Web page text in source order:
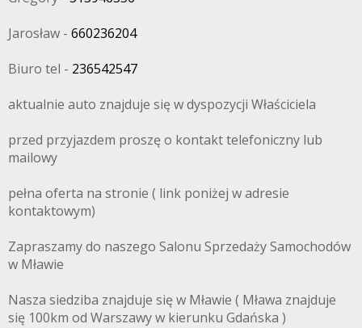
Jarosław - 660236204
Biuro tel - 236542547
aktualnie auto znajduje się w dyspozycji Właściciela
przed przyjazdem proszę o kontakt telefoniczny lub
mailowy
pełna oferta na stronie ( link poniżej w adresie
kontaktowym)
Zapraszamy do naszego Salonu Sprzedaży Samochodów
w Mławie
Nasza siedziba znajduje się w Mławie ( Mława znajduje
się 100km od Warszawy w kierunku Gdańska )